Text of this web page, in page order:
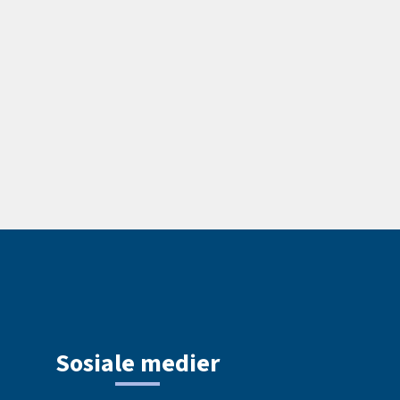
Sosiale medier